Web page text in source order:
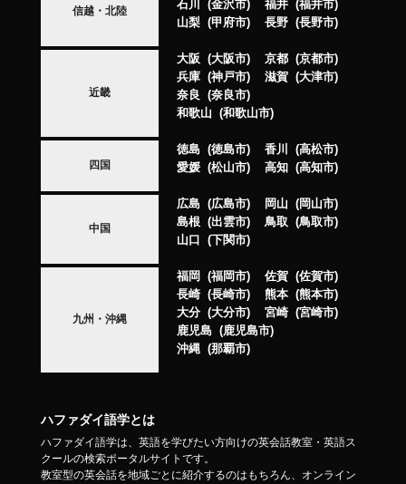
信越・北陸
石川
金沢市 福井
福井市
山梨
甲府市 長野 長野市
近畿
大阪 大阪市 京都
京都市
兵庫
神戸市 滋賀
大津市
奈良
奈良市
和歌山
和歌山市
四国
徳島 徳島市 香川
高松市
愛媛
松山市 高知 高知市
中国
広島 広島市 岡山
岡山市
島根
出雲市 鳥取
鳥取市
山口
下関市
九州・沖縄
福岡 福岡市 佐賀
佐賀市
長崎
長崎市 熊本
熊本市
大分
大分市 宮崎
宮崎市
鹿児島
鹿児島市
沖縄
那覇市
ハファダイ語学とは
ハファダイ語学は、英語を学びたい方向けの英会話教室・英語ス
クールの検索ポータルサイトです。
教室型の英会話を地域ごとに紹介するのはもちろん、オンライン